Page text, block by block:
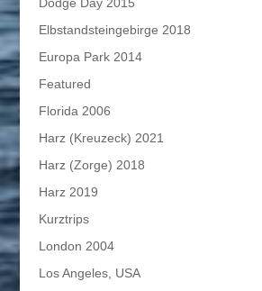
Elbstandsteingebirge 2018
Europa Park 2014
Featured
Florida 2006
Harz (Kreuzeck) 2021
Harz (Zorge) 2018
Harz 2019
Kurztrips
London 2004
Los Angeles, USA